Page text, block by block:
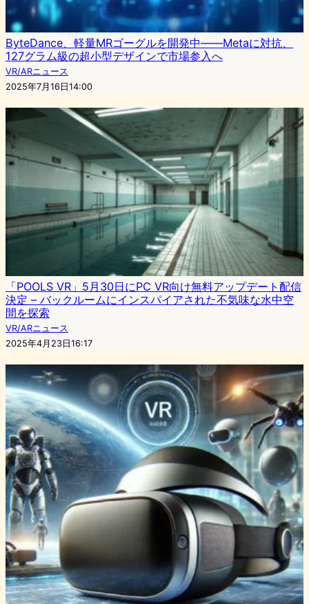
ByteDance、軽量MRゴーグルを開発中——Metaに対抗、
127グラム級の超小型デザインで市場参入へ
VR/ARニュース
2025年7月16日14:00
「POOLS VR」5月30日にPC VR向け無料アップデート配信
決定 – バックルームにインスパイアされた不気味な水中空
間を探索
VR/ARニュース
2025年4月23日16:17